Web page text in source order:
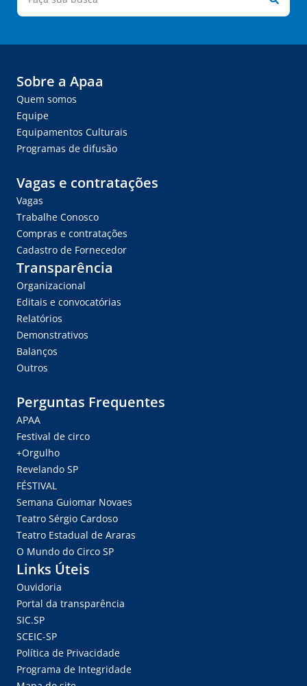
Sobre a Apaa
Quem somos
Equipe
Equipamentos Culturais
Programas de difusão
Vagas e contratações
Vagas
Trabalhe Conosco
Compras e contratações
Cadastro de Fornecedor
Transparência
Organizacional
Editais e convocatórias
Relatórios
Demonstrativos
Balanços
Outros
Perguntas Frequentes
APAA
Festival de circo
+Orgulho
Revelando SP
FÉSTIVAL
Semana Guiomar Novaes
Teatro Sérgio Cardoso
Teatro Estadual de Araras
O Mundo do Circo SP
Links Úteis
Ouvidoria
Portal da transparência
SIC.SP
SCEIC-SP
Política de Privacidade
Programa de Integridade